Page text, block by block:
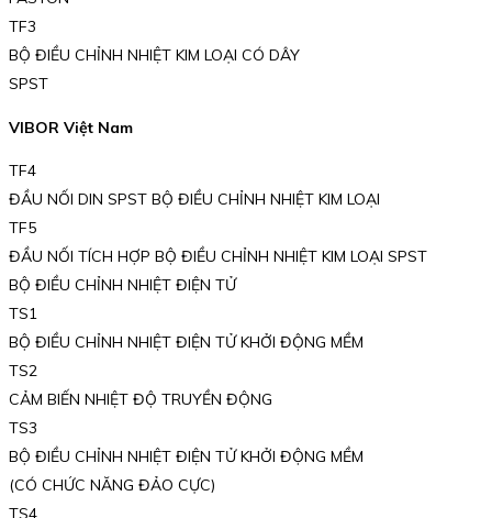
TF3
BỘ ĐIỀU CHỈNH NHIỆT KIM LOẠI CÓ DÂY
SPST
VIBOR Việt Nam
TF4
ĐẦU NỐI DIN SPST BỘ ĐIỀU CHỈNH NHIỆT KIM LOẠI
TF5
ĐẦU NỐI TÍCH HỢP BỘ ĐIỀU CHỈNH NHIỆT KIM LOẠI SPST
BỘ ĐIỀU CHỈNH NHIỆT ĐIỆN TỬ
TS1
BỘ ĐIỀU CHỈNH NHIỆT ĐIỆN TỬ KHỞI ĐỘNG MỀM
TS2
CẢM BIẾN NHIỆT ĐỘ TRUYỀN ĐỘNG
TS3
BỘ ĐIỀU CHỈNH NHIỆT ĐIỆN TỬ KHỞI ĐỘNG MỀM
(CÓ CHỨC NĂNG ĐẢO CỰC)
TS4